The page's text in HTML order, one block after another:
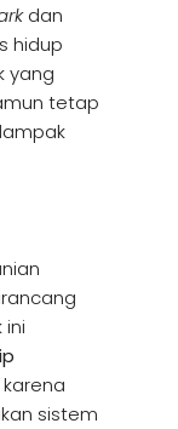
dan
hidup
yang
tetap
ini
karena
sistem